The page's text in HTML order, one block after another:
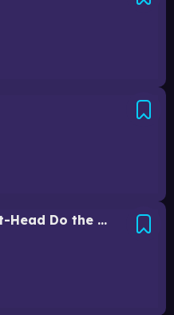
Beavis and Butt-Head Do the Universe